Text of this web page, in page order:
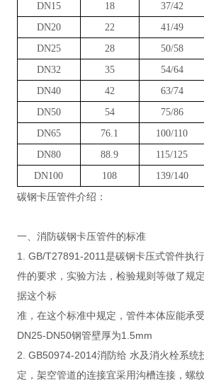
DN15
18 37/42
DN20
22 41/49
DN25
28 50/58
DN32
35 54/64
DN40
42 63/74
DN50
54 75/86
DN65
76.1 100/110
DN80
88.9 115/125
DN100
108 139/140
碳钢卡压管件介绍：
一、消防碳钢卡压管件的标准
1. GB/T27891-2011是碳钢卡压式管件执
件的要求，实验方法，检验规则等做了规
据这个标
准，在这个标准中规定，管件本体应能承
DN25-DN50钢管壁厚为1.5mm
2. GB50974-2014消防给 水及消火栓系统
定，架空管道的连接宜采用沟槽连接，螺